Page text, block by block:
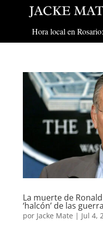
Hora local en Rosario:
La muerte de
‘halcón’ de las
por Jacke Mate | Jul 4,